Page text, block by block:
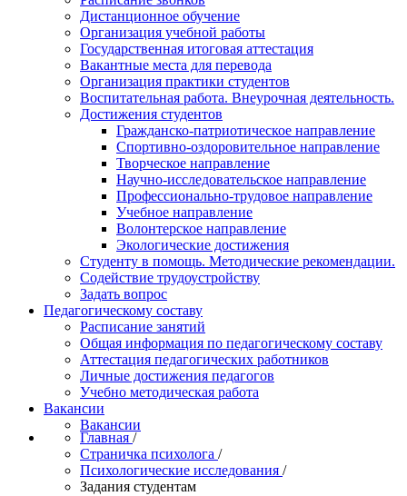
Дистанционное обучение
Организация учебной работы
Государственная итоговая аттестация
Вакантные места для перевода
Организация практики студентов
Воспитательная работа. Внеурочная деятельность.
Достижения студентов
Гражданско-патриотическое направление
Спортивно-оздоровительное направление
Творческое направление
Научно-исследовательское направление
Профессионально-трудовое направление
Учебное направление
Волонтерское направление
Экологические достижения
Студенту в помощь. Методические рекомендации.
Содействие трудоустройству
Задать вопрос
Педагогическому составу
Расписание занятий
Общая информация по педагогическому составу
Аттестация педагогических работников
Личные достижения педагогов
Учебно методическая работа
Вакансии
Вакансии
Главная /
Страничка психолога /
Психологические исследования /
Задания студентам